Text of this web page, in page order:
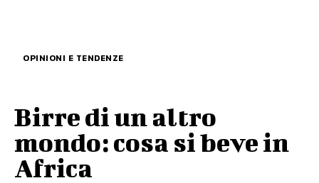
OPINIONI E TENDENZE
Birre di un altro
mondo: cosa si beve in
Africa